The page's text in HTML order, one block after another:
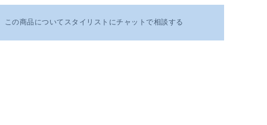
この商品についてスタイリストにチャットで相談する